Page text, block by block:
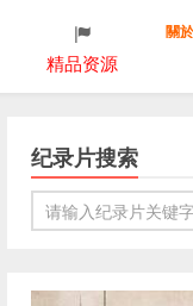
精品资源
關於
纪录片搜索